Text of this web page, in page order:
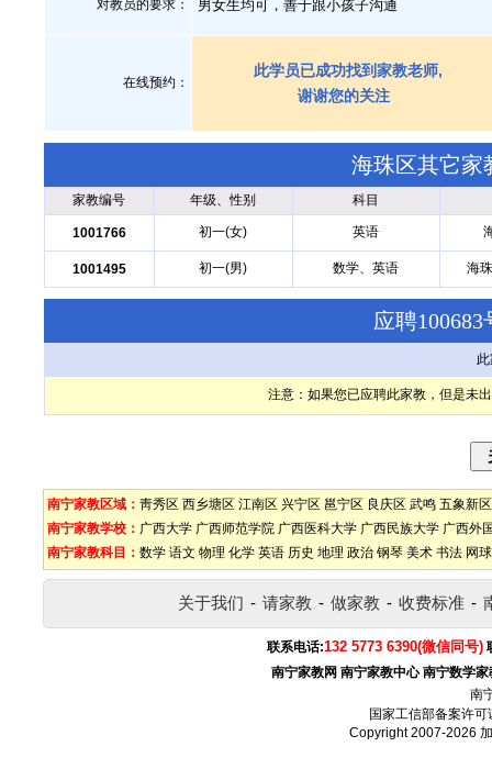
对教员的要求： 男女生均可，善于跟小孩子沟通
在线预约：
此学员已成功找到家教老师,
谢谢您的关注
海珠区其它家
家教编号 年级、性别 科目
1001766 初一(女) 英语
1001495 初一(男) 数学、英语 海
应聘
注意：如果您已应聘此家教，但是未
南宁家教区域： 靑秀区 西乡塘区 江南区 兴宁区 邕宁区 良庆区 武鸣 五象新区
南宁家教学校： 广西大学 广西师范学院 广西医科大学 广西民族大学 广西外
南宁家教科目： 数学 语文 物理 化学 英语 历史 地理 政治 钢琴 美术 书法 网球
关于我们 - 请家教 - 做家教 - 收费标准 -
联系电话:132 5773 6390(微信同号)
南宁家教网 南宁家教中心 南宁数学家
南
国家工信部备案许可
Copyright 2007-2026